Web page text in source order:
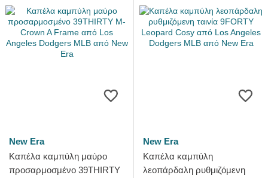
New Era
Καπέλα καμπύλη μαύρο
προσαρμοσμένο 39THIRTY
New Era
Καπέλα καμπύλη
λεοπάρδαλη ρυθμιζόμενη